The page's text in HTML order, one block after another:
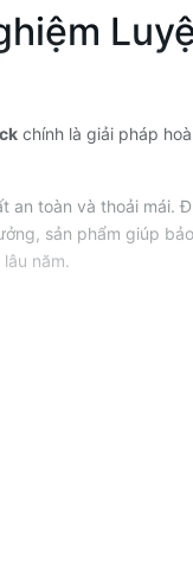
chính là giải pháp
an toàn và thoải mái.
sản phẩm giúp
năm.